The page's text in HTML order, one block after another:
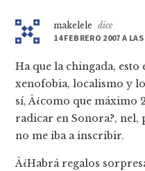
makelele
dice
14 FEBRERO 2007 A
Ha que la chingada, esto
xenofobia, localismo y lo
sí­, Â¿como que máximo
radicar en Sonora?, nel,
no me iba a inscribir.
Â¿Habrá regalos